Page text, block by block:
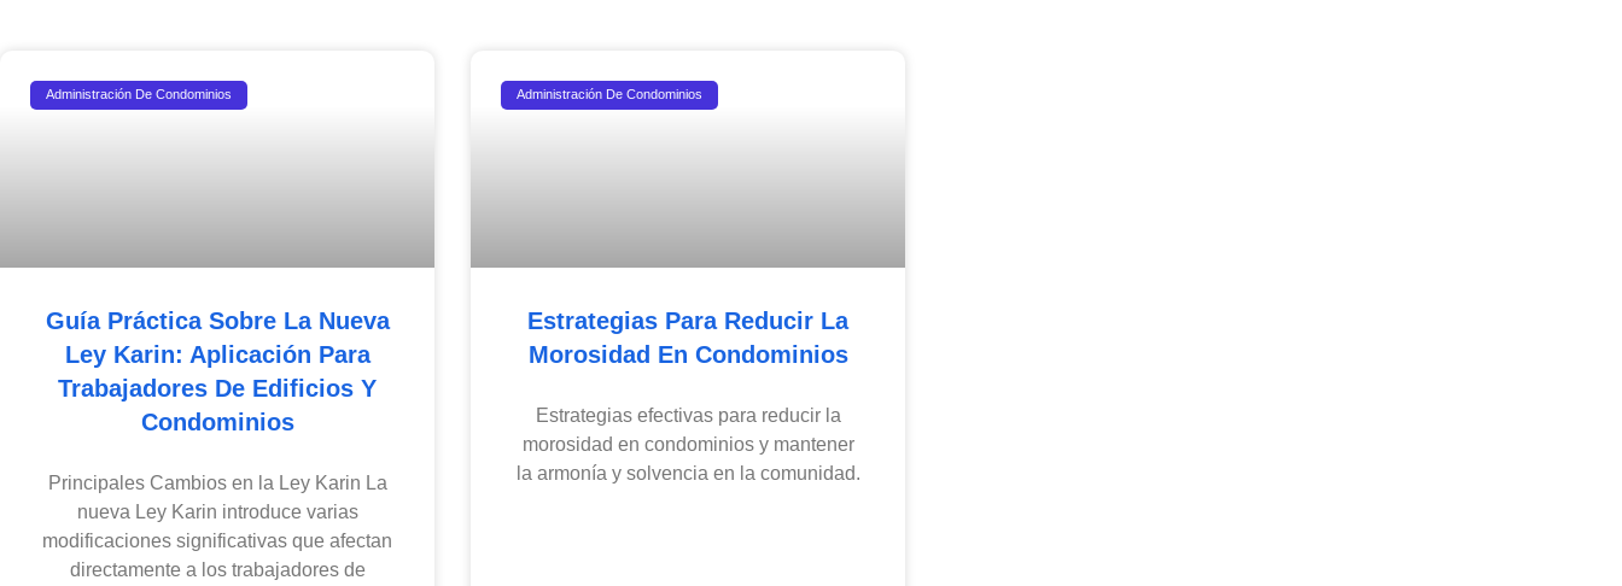
Administración De Condominios
Guía Práctica Sobre La Nueva
Ley Karin: Aplicación Para
Trabajadores De Edificios Y
Condominios
Principales Cambios en la Ley Karin La
nueva Ley Karin introduce varias
modificaciones significativas que afectan
directamente a los trabajadores de
Administración De Condominios
Estrategias Para Reducir La
Morosidad En Condominios
Estrategias efectivas para reducir la
morosidad en condominios y mantener
la armonía y solvencia en la comunidad.